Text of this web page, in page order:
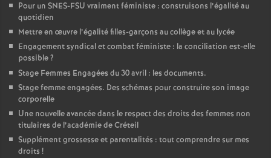
Pour un SNES-FSU vraiment féministe : construisons l’égalité au
quotidien
Mettre en œuvre l’égalité filles-garçons au collège et au lycée
Engagement syndical et combat féministe : la conciliation est-elle
possible?
Stage Femmes Engagées du 30 avril : les documents.
Stage femme engagées. Des schémas pour construire son image
corporelle
Une nouvelle avancée dans le respect des droits des femmes non
titulaires de l’académie de Créteil
Supplément grossesse et parentalités : tout comprendre sur mes
droits !